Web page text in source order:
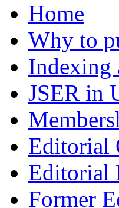
Home
Why to
Indexing
JSER in
Editorial
Editorial
Former